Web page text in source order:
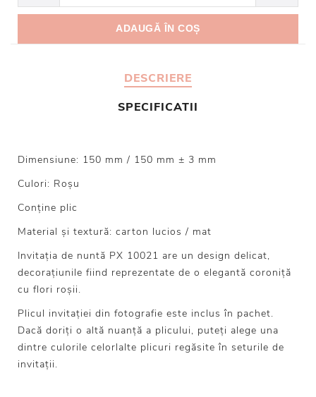
DESCRIERE
SPECIFICATII
Dimensiune: 150 mm / 150 mm ± 3 mm
Culori: Roșu
Conține plic
Material și textură: carton lucios / mat
Invitația de nuntă PX 10021 are un design delicat,
decorațiunile fiind reprezentate de o elegantă coroniță
cu flori roșii.
Plicul invitației din fotografie este inclus în pachet.
Dacă doriți o altă nuanță a plicului, puteți alege una
dintre culorile celorlalte plicuri regăsite în seturile de
invitații.